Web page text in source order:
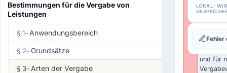
Bestimmungen für die Vergabe von
Leistungen
§ 1–Anwendungsbereich
§ 2–Grundsätze
§ 3–Arten der Vergabe
VOL/A
der
und für
LOKAL ·
Fehler